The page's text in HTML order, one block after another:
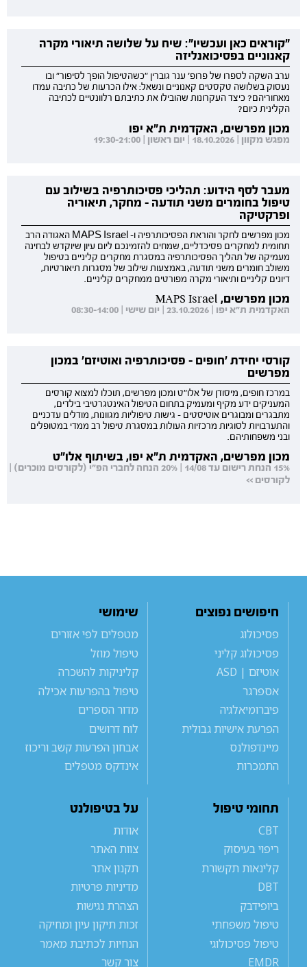
"קוראים כאן ועכשיו": שיח על שלושה תיאורי מקרה
קאנוניים בפסיכואנליזה
ערב השקה לספרו של פרופ' ענר גוברין "כשהטיפול הופך לסיפור" ובו
נעסוק בשלושה טקסטים קאנוניים ונשאל: אילו הכרעות של כתיבה עמדו
מאחוריהם? כיצד העקרונות שהובילו את כתיבתם רלוונטיים לכתיבה
הקלינית כיום?
מכון מפרשים, האקדמית ת"א יפו
מפגש מקוון | 18.10.2026 | יום ראשון | 19:30-21:00
מעבר לסף הידוע: תהליכי פסיכותרפיה בשילוב עם
טיפול בחומרים משני תודעה - מחקר, תיאוריה
ופרקטיקה
מכון מפרשים לחקר והוראת הפסיכותרפיה ו- MAPS Israel האגודה הרב
תחומית למחקרים פסיכדליים, שמחים להזמינכם ליום עיון שיוקדש לבחינה
מעמיקה של תהליך הפסיכותרפיה במסגרת מחקרים קליניים בטיפול
משולב חומרים משני תודעה, באמצעות שילוב של מסגרות תיאורטיות,
דיונים קליניים ותיאורי מקרה מפורטים ממחקרים קליניים.
מכון מפרשים, MAPS Israel
האקדמית ת"א יפו | 23.10.2026 | יום שישי | 08:30-14:00
קורסי יחידת 'חופים - פסיכותרפיה ואוטיזם' במכון
מפרשים
במרכז חופים, מיסודן של אלו"ט ומכון מפרשים, תוכלו למצוא קורסים
המעניקים ידע מקיף ומעמיק בתחום הטיפול האינטגרטיבי בילדים,
מתבגרים ומבוגרים אוטיסטים - גישות טיפוליות מגוונות, מודלים עדכניים
והתערבויות לסוגיות מרכזיות העולות במסגרת טיפול רב ממדי במטופלים
ובני משפחותיהם.
מכון מפרשים, האקדמית ת"א יפו, בשיתוף אלו"ט
15% הנחת רישום עד 14/08 | 20% הנחה לחברי הפ"י (לקורסים מוכרים) |
לקורסים >>
חיפושים נפוצים
פסיכולוג
פסיכולוג קליני
אוטיזם | ASD
אספרגר
פיברומיאלגיה
הפרעת אישיות גבולית
מיינדפולנס
התמכרות
שימושי
מטפלים לפי אזורים
טיפול מוזל
קליניקות להשכרה
טיפול בהפרעות אכילה
מדור הספרים
לוח דרושים
אבחון הפרעות קשב וריכוז
אינדקס מטפלים
תחומי טיפול
CBT
ריפוי בעיסוק
קלינאות תקשורת
DBT
ביופידבק
טיפול משפחתי
טיפול פסיכולוגי
EMDR
על בטיפולנט
אודות
צוות האתר
תקנון אתר
מדיניות פרטיות
הצהרת נגישות
זכות תיקון עיון ומחיקה
הנחיות לכתיבת מאמר
צור קשר